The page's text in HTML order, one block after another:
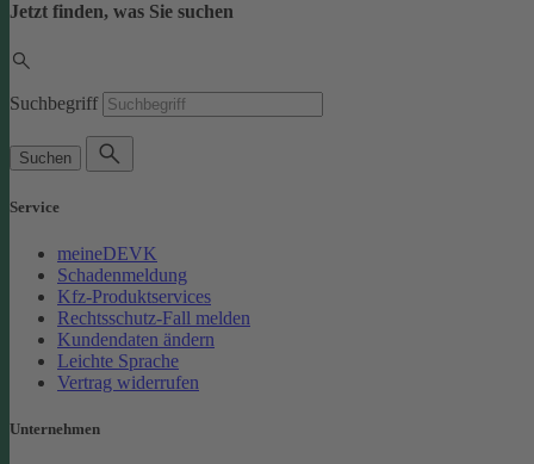
Jetzt finden, was Sie suchen
Suchbegriff
Suchen
Service
meineDEVK
Schadenmeldung
Kfz-Produktservices
Rechtsschutz-Fall melden
Kundendaten ändern
Leichte Sprache
Vertrag widerrufen
Unternehmen